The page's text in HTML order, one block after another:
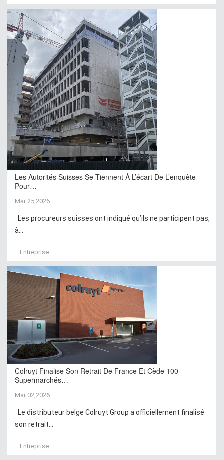
Les Autorités Suisses Se Tiennent À L’écart De L’enquête
Pour…
Mar 25,2026
Les procureurs suisses ont indiqué qu’ils ne participent pas,
à...
Entreprise
Colruyt Finalise Son Retrait De France Et Cède 100
Supermarchés…
Mar 02,2026
Le distributeur belge Colruyt Group a officiellement finalisé
son retrait...
Entreprise